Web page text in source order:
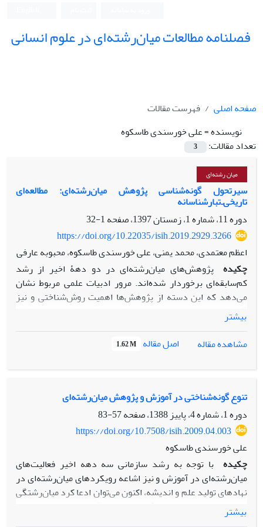
فصلنامه مطالعات میان‌رشته‌ای در علوم انسانی
صفحه اصلی
فهرست مقالات
نویسنده =علی خورسندی طاسکوه
تعداد مقالات:
3
میان رشته‌ای
سیرتحول گونه‌شناسی پژوهش میان‌رشته‌ای: مطالعه‌ای
تاریخی‌ـ‌تبارشناسانه
دوره 11، شماره 1، زمستان 1397، صفحه
1-32
https://doi.org/10.22035/isih.2019.2929.3266
اعظم معتمدی، محمد یمنی، علی خورسندی طاسکوه، محبوبه عارفی
چکیده پژوهش‌های میان‌رشته‌ای در دو دهۀ اخیر از رشد
کم‌سابقه‌ای برخوردار شده‌اند. مرور ادبیات علمی مربوط نشان
می‌دهد که این دسته از پژوهش‌ها اهمیت روش‌شناختی و نیز
گونه‌شناختی معتنابه‌ای دارند. هدف این پژوهش این است که با
استفاده از روش اسنادی و با توجه به روند تاریخی به مقایسه و
توصیف و تبیین طبقه‌بندی‌های مختلف از پژوهش میان‌رشته‌ای،
فارغ از طبقه‌بندی‌های که تاکنون انجام‌ شده است، بپردازد. این
مطالعه با رویکردی تبارشناسانه بر آن است که به‌رغم
میان‌رشته‌ای، به ریشه‌یابی این گونه‌ها پرداخته و گفتمان جدیدی
را در این قلمرو مطرح سازد. این مقاله نشان می‌دهد که
طبقه‌بندی‌های پژوهش در بسیاری از موارد با هم همپوشانی
داشته و پژوهش میان‌رشته‌ای از اواخر قرن بیستم تا دهه‌های
اخیر همراه با تحولات نقش دانشگاه‌ها در جامعه، از تأکید بر
طبقه‌بندی ساختاری به‌سوی تأکید بر طبقه‌بندی ساختاری‌ـ‌کاربردی
سوق یافته است و دانش از ماهیت آکادمیک به‌سوی ماهیت پسا
آکادمیک تغییر ماهیت داده است.
بیشتر
مشاهده مقاله
اصل مقاله 1.62 M
تنوع گونه‌شناختی در آموزش و پژوهش میان‌رشته‌ای
دوره 1، شماره 4، پاییز 1388، صفحه
57-83
https://doi.org/10.7508/isih.2009.04.003
علی خورسندی طاسکوه
چکیده با توجه به رشد سازمانی سه دهه اخیر فعالیت‌های
میان‌رشته‌ای در آموزش و نیز اشاعه رویکردهای میان‌رشته‌ای در
نهادهای تولید علم و اندیشه، اکنون می‌توان ادعا کرد میان‌رشتگی
در اجتماعات و ساختارهای آکادمیک از جایگاه و اعتبار قابل اعتنایی
برخوردار است. ادبیات موجود در زمینه فعالیت‌ها و تجارب
بیشتر